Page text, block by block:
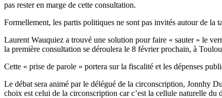
pas rester en marge de cette consultation.
Formellement, les partis politiques ne sont pas invités autour de la
Laurent Wauquiez a trouvé une solution pour faire « sauter » le
la première consultation se déroulera le 8 février prochain, à
Cette « prise de parole » portera sur la fiscalité et les dépenses
Le débat sera animé par le délégué de la circonscription, Jonnhy
choix est celui de la circonscription car c’est la cellule naturelle du